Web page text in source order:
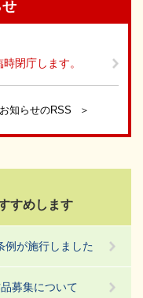
閉庁します。
知らせのRSS
すめします
例が施行しました
募集について